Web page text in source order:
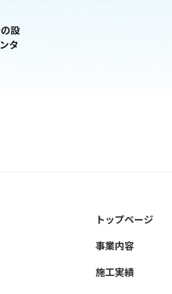
設
タ
トップページ
事業内容
施工実績